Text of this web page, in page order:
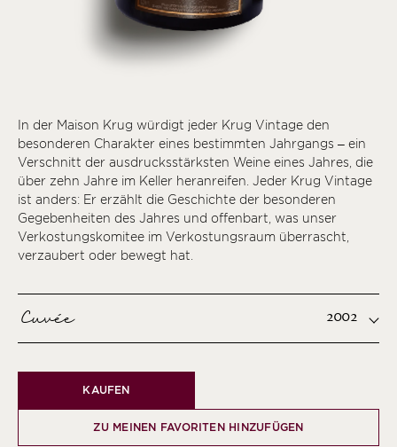
In der Maison Krug würdigt jeder Krug Vintage den
besonderen Charakter eines bestimmten Jahrgangs – ein
Verschnitt der ausdrucksstärksten Weine eines Jahres, die
über zehn Jahre im Keller heranreifen. Jeder Krug Vintage
ist anders: Er erzählt die Geschichte der besonderen
Gegebenheiten des Jahres und offenbart, was unser
Verkostungskomitee im Verkostungsraum überrascht,
verzaubert oder bewegt hat.
Cuvée 2002
KAUFEN
ZU MEINEN FAVORITEN HINZUFÜGEN